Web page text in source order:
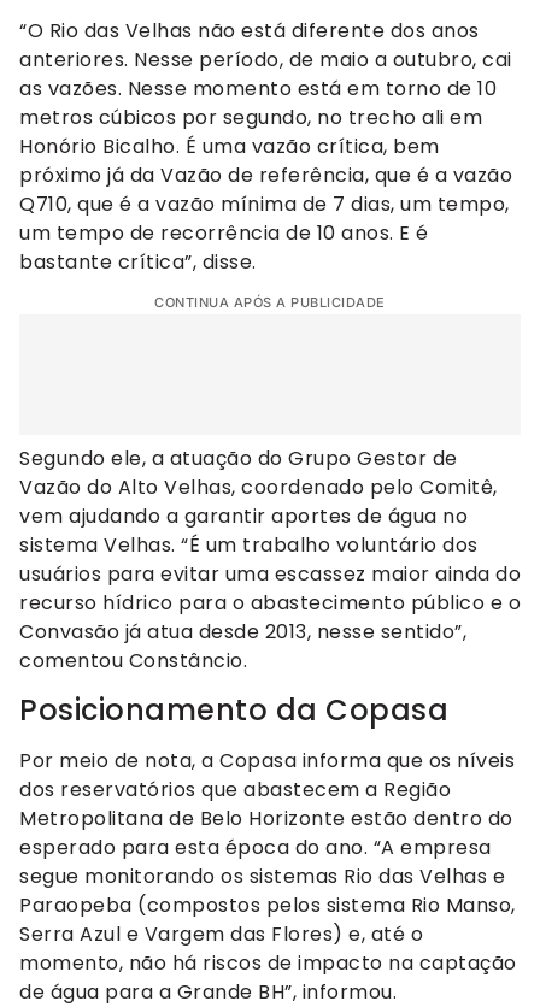
“O Rio das Velhas não está diferente dos anos
anteriores. Nesse período, de maio a outubro, cai
as vazões. Nesse momento está em torno de 10
metros cúbicos por segundo, no trecho ali em
Honório Bicalho. É uma vazão crítica, bem
próximo já da Vazão de referência, que é a vazão
Q710, que é a vazão mínima de 7 dias, um tempo,
um tempo de recorrência de 10 anos. E é
bastante crítica”, disse.
CONTINUA APÓS A PUBLICIDADE
Segundo ele, a atuação do Grupo Gestor de
Vazão do Alto Velhas, coordenado pelo Comitê,
vem ajudando a garantir aportes de água no
sistema Velhas. “É um trabalho voluntário dos
usuários para evitar uma escassez maior ainda do
recurso hídrico para o abastecimento público e o
Convasão já atua desde 2013, nesse sentido”,
comentou Constâncio.
Posicionamento da Copasa
Por meio de nota, a Copasa informa que os níveis
dos reservatórios que abastecem a Região
Metropolitana de Belo Horizonte estão dentro do
esperado para esta época do ano. “A empresa
segue monitorando os sistemas Rio das Velhas e
Paraopeba (compostos pelos sistema Rio Manso,
Serra Azul e Vargem das Flores) e, até o
momento, não há riscos de impacto na captação
de água para a Grande BH”, informou.